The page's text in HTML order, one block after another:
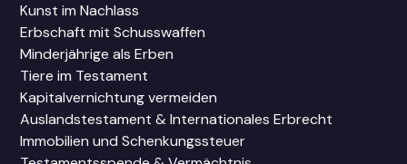
Kunst im Nachlass
Erbschaft mit Schusswaffen
Minderjährige als Erben
Tiere im Testament
Kapitalvernichtung vermeiden
Auslandstestament & Internationales Erbrecht
Immobilien und Schenkungssteuer